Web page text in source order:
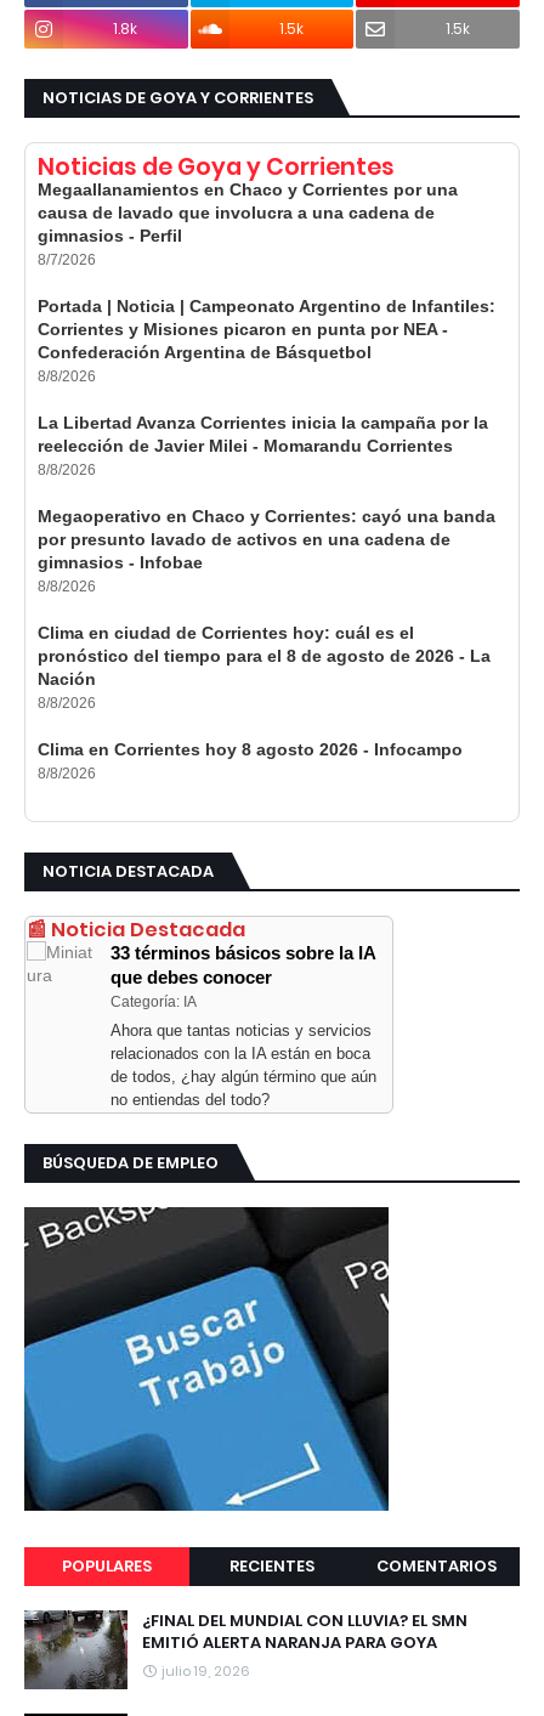
1.8k
1.5k 1.5k
NOTICIAS DE GOYA Y CORRIENTES
Noticias de Goya y Corrientes
Megaallanamientos en Chaco y Corrientes por una
causa de lavado que involucra a una cadena de
gimnasios - Perfil
8/7/2026
Portada | Noticia | Campeonato Argentino de Infantiles:
Corrientes y Misiones picaron en punta por NEA -
Confederación Argentina de Básquetbol
8/8/2026
La Libertad Avanza Corrientes inicia la campaña por la
reelección de Javier Milei - Momarandu Corrientes
8/8/2026
Megaoperativo en Chaco y Corrientes: cayó una banda
por presunto lavado de activos en una cadena de
gimnasios - Infobae
8/8/2026
Clima en ciudad de Corrientes hoy: cuál es el
pronóstico del tiempo para el 8 de agosto de 2026 - La
Nación
8/8/2026
Clima en Corrientes hoy 8 agosto 2026 - Infocampo
8/8/2026
NOTICIA DESTACADA
📰 Noticia Destacada
33 términos básicos sobre la IA
que debes conocer
Categoría: IA
Ahora que tantas noticias y servicios
relacionados con la IA están en boca
de todos, ¿hay algún término que aún
no entiendas del todo?
BÚSQUEDA DE EMPLEO
POPULARES RECIENTES COMENTARIOS
¿FINAL DEL MUNDIAL CON LLUVIA? EL SMN
EMITIÓ ALERTA NARANJA PARA GOYA
julio 19, 2026